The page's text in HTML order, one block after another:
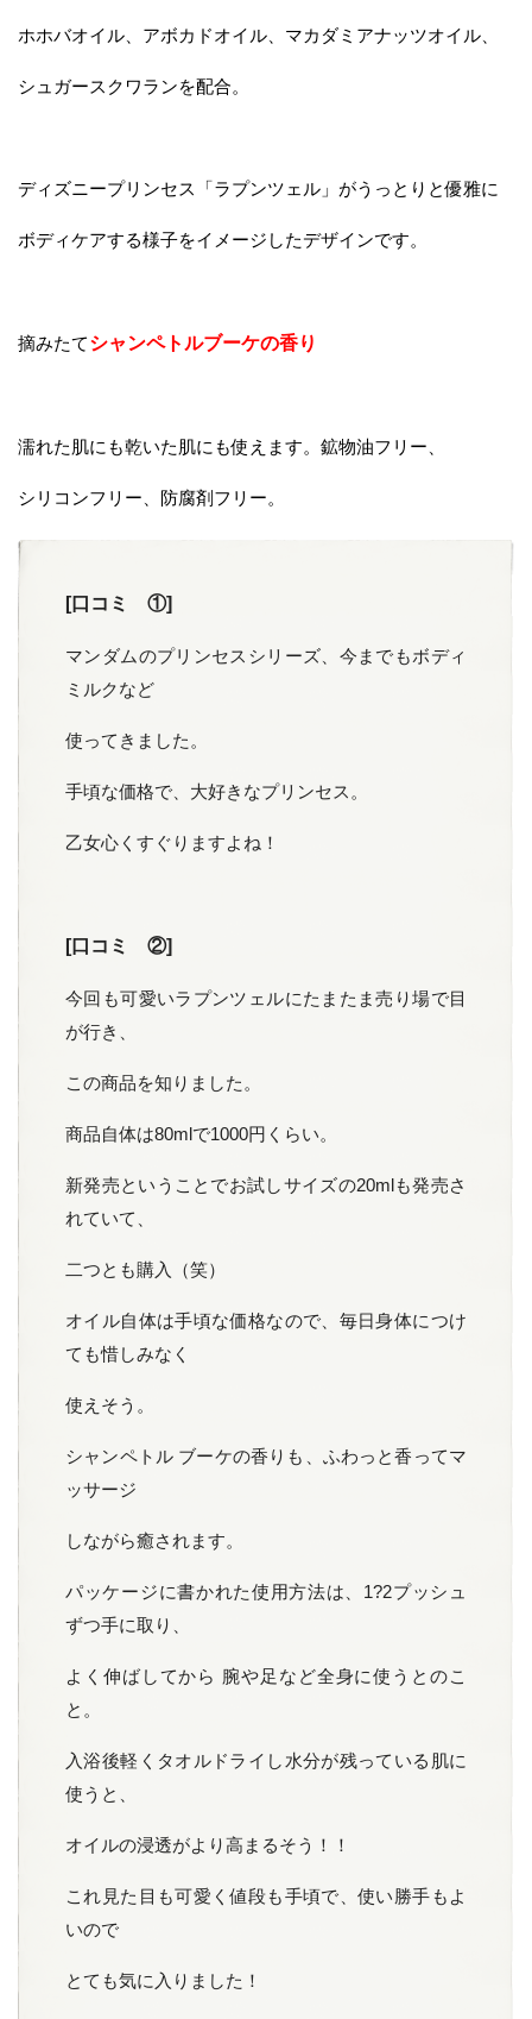
ホホバオイル、アボカドオイル、マカダミアナッツオイル、
シュガースクワランを配合。
ディズニープリンセス「ラプンツェル」がうっとりと優雅に
ボディケアする様子をイメージしたデザインです。
摘みたてシャンペトルブーケの香り
濡れた肌にも乾いた肌にも使えます。鉱物油フリー、
シリコンフリー、防腐剤フリー。
[口コミ ①]
マンダムのプリンセスシリーズ、今までもボディ
ミルクなど
使ってきました。
手頃な価格で、大好きなプリンセス。
乙女心くすぐりますよね！
[口コミ ②]
今回も可愛いラプンツェルにたまたま売り場で目
が行き、
この商品を知りました。
商品自体は80mlで1000円くらい。
新発売ということでお試しサイズの20mlも発売さ
れていて、
二つとも購入（笑）
オイル自体は手頃な価格なので、毎日身体につけ
ても惜しみなく
使えそう。
シャンペトル ブーケの香りも、ふわっと香ってマ
ッサージ
しながら癒されます。
パッケージに書かれた使用方法は、1?2プッシュ
ずつ手に取り、
よく伸ばしてから 腕や足など全身に使うとのこ
と。
入浴後軽くタオルドライし水分が残っている肌に
使うと、
オイルの浸透がより高まるそう！！
これ見た目も可愛く値段も手頃で、使い勝手もよ
いので
とても気に入りました！